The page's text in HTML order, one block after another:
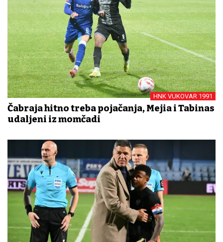
HNK VUKOVAR 1991
Čabraja hitno treba pojačanja, Mejia i Tabinas
udaljeni iz momčadi